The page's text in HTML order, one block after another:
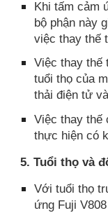
Khi tấm cảm
bộ phận này
việc thay thế
Việc thay thế
tuổi thọ của
thải điện tử
Việc thay thế
thực hiện có
5. Tuổi thọ và
Với tuổi thọ
ứng Fuji